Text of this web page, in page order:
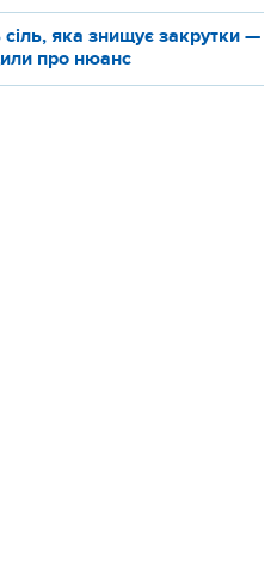
сіль, яка знищує закрутки —
про нюанс